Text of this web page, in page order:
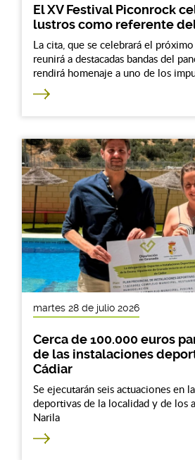
El XV Festival Piconrock
lustros como referente
La cita, que se celebrará el
reunirá a destacadas bandas del
rendirá homenaje a uno de los
martes 28 de julio 2026
Cerca de 100.000 euros
de las instalaciones
Cádiar
Se ejecutarán seis actuaciones en
deportivas de la localidad y de los
Narila